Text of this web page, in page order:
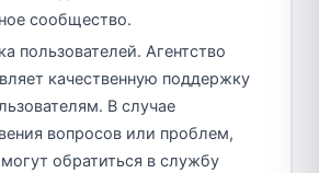
сообщество.
пользователей. Агентство
качественную поддержку
В случае
вопросов или проблем,
обратиться в службу